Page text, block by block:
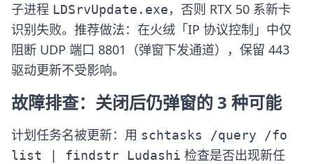
子进程 LDSrvUpdate.exe，否则 RTX 50 系新卡
识别失败。推荐做法：在火绒「IP 协议控制」中仅
阻断 UDP 端口 8801（弹窗下发通道），保留 443
驱动更新不受影响。
故障排查：关闭后仍弹窗的 3 种可能
计划任务名被更新：用 schtasks /query /fo
list | findstr Ludashi 检查是否出现新任